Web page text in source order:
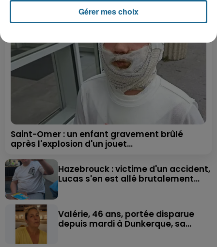
Saint-Omer : un enfant gravement brûlé
après l'explosion d'un jouet...
Hazebrouck : victime d'un accident,
Lucas s'en est allé brutalement...
Valérie, 46 ans, portée disparue
depuis mardi à Dunkerque, sa...
Gérer mes choix